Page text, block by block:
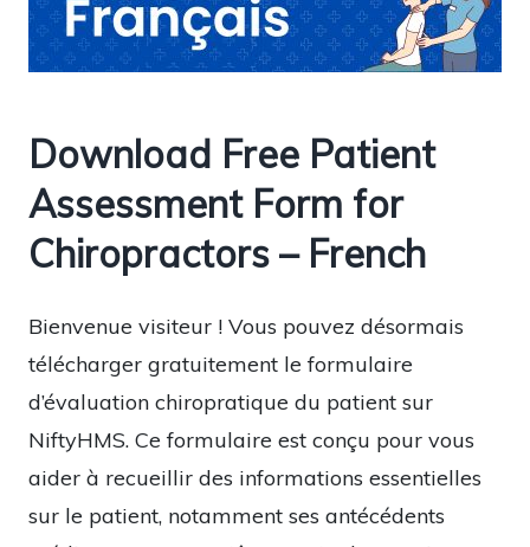
Download Free Patient
Assessment Form for
Chiropractors – French
Bienvenue visiteur ! Vous pouvez désormais
télécharger gratuitement le formulaire
d’évaluation chiropratique du patient sur
NiftyHMS. Ce formulaire est conçu pour vous
aider à recueillir des informations essentielles
sur le patient, notamment ses antécédents